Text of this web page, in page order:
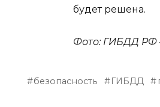
будет решена.
Фото: ГИБДД РФ
безопасность ГИБДД